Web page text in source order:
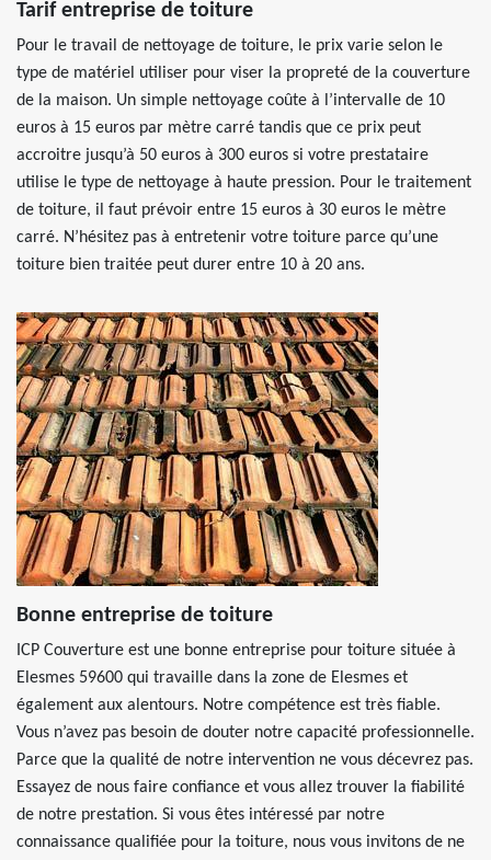
Tarif entreprise de toiture
Pour le travail de nettoyage de toiture, le prix varie selon le
type de matériel utiliser pour viser la propreté de la couverture
de la maison. Un simple nettoyage coûte à l’intervalle de 10
euros à 15 euros par mètre carré tandis que ce prix peut
accroitre jusqu’à 50 euros à 300 euros si votre prestataire
utilise le type de nettoyage à haute pression. Pour le traitement
de toiture, il faut prévoir entre 15 euros à 30 euros le mètre
carré. N’hésitez pas à entretenir votre toiture parce qu’une
toiture bien traitée peut durer entre 10 à 20 ans.
Bonne entreprise de toiture
ICP Couverture est une bonne entreprise pour toiture située à
Elesmes 59600 qui travaille dans la zone de Elesmes et
également aux alentours. Notre compétence est très fiable.
Vous n’avez pas besoin de douter notre capacité professionnelle.
Parce que la qualité de notre intervention ne vous décevrez pas.
Essayez de nous faire confiance et vous allez trouver la fiabilité
de notre prestation. Si vous êtes intéressé par notre
connaissance qualifiée pour la toiture, nous vous invitons de ne